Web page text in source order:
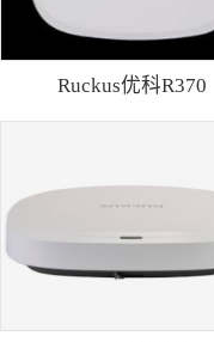
Ruckus优科R370